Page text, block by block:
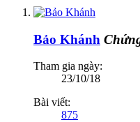
Bảo Khánh
Tham gia ngày:
23/10/18
Bài viết:
875